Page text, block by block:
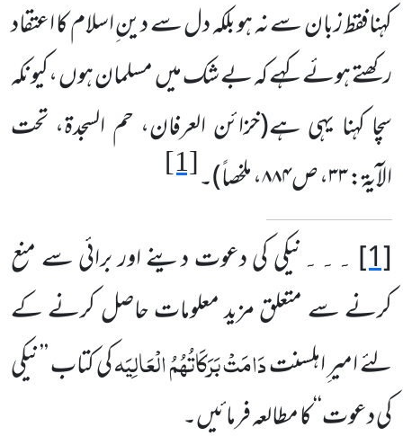
کہنافقط زبان سے نہ ہو بلکہ دل سے دین ِاسلام کا اعتقاد
رکھتے ہوئے کہے کہ بے شک میں مسلمان ہوں ،کیونکہ
سچا کہنا یہی ہے(خزائن العرفان، حم السجدۃ، تحت
الآیۃ:۳۳، ص۸۸۴، ملخصاً)۔[1]
[1] ۔۔۔ نیکی کی دعوت دینے اور برائی سے منع
کرنے سے متعلق مزید معلومات حاصل کرنے کے
لئے امیر ِاہلسنتدَامَتْ بَرَکَاتُہُمُ الْعَالِیَہکی کتاب ’’نیکی
کی دعوت‘‘ کا مطالعہ فرمائیں۔